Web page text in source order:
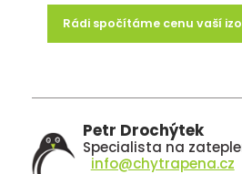
Rádi spočítáme cenu vaší
Petr Drochýtek
Specialista na
info@chytrapena.cz